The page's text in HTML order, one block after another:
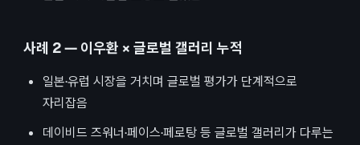
사례 2 — 이우환 × 글로벌 갤러리 누적
일본·유럽 시장을 거치며 글로벌 평가가 단계적으로
자리잡음
데이비드 즈워너·페이스·페로탕 등 글로벌 갤러리가 다루는